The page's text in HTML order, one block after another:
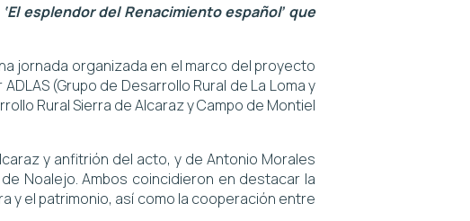
esplendor del Renacimiento español’ que
jornada organizada en el marco del proyecto
(Grupo de Desarrollo Rural de La Loma y
Rural Sierra de Alcaraz y Campo de Montiel
y anfitrión del acto, y de Antonio Morales
Noalejo. Ambos coincidieron en destacar la
y el patrimonio, así como la cooperación entre